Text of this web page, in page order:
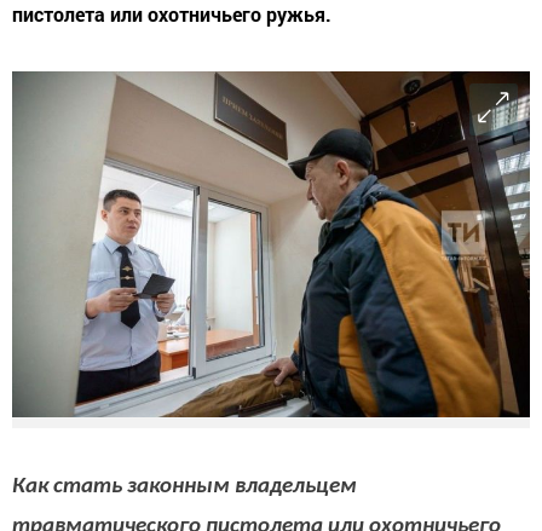
пистолета или охотничьего ружья.
Как стать законным владельцем
травматического пистолета или охотничьего